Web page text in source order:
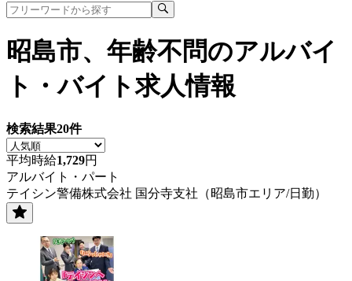
昭島市、年齢不問のアルバイ
ト・バイト求人情報
検索結果20件
平均時給1,729円
アルバイト・パート
テイシン警備株式会社 国分寺支社（昭島市エリア/日勤）